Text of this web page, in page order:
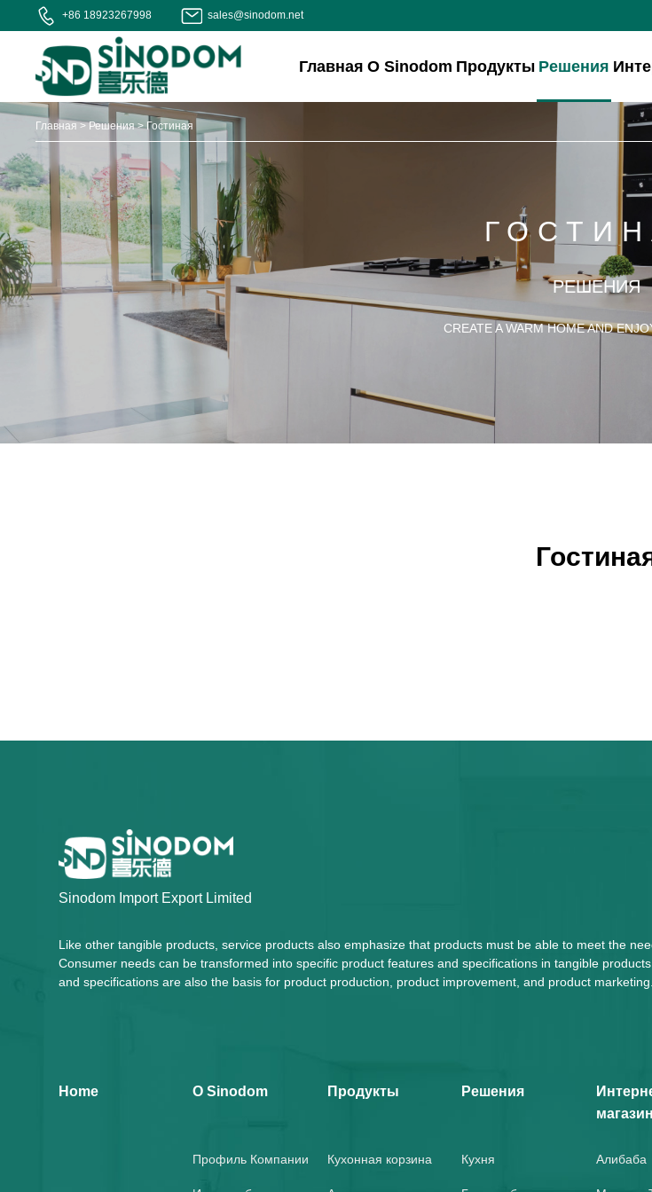
+86 18923267998 sales@sinodom.net
Главная О Sinodom Продукты Решения
Главная >Решения>Гостиная
РЕШЕНИЯ
CREATE A WARM HOME AND
Sinodom Import Export Limited
Like other tangible products, service products also emphasize that products must be able to meet the
Consumer needs can be transformed into specific product features and specifications in tangible
and specifications are also the basis for product production, product improvement, and product marketing.
Home О Sinodom
Профиль Компании
Продукты
Кухонная корзина
Решения
Кухня
магазин
Алибаба